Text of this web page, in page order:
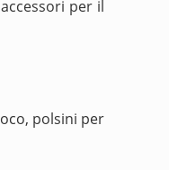
per il
polsini per